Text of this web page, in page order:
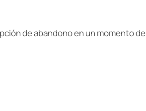
de abandono en un momento de